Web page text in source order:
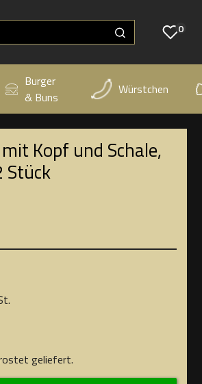
0
Burger
& Buns
Würstchen
Kopf und Schale,
Stück
geliefert.